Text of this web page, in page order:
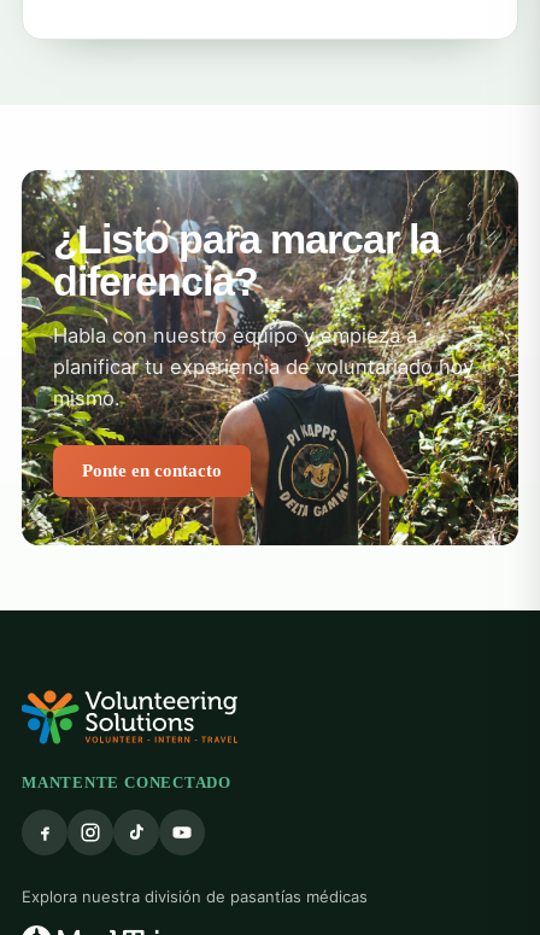
¿Listo para marcar la
diferencia?
Habla con nuestro equipo y empieza a
planificar tu experiencia de voluntariado hoy
mismo.
Ponte en contacto
MANTENTE CONECTADO
Explora nuestra división de pasantías médicas